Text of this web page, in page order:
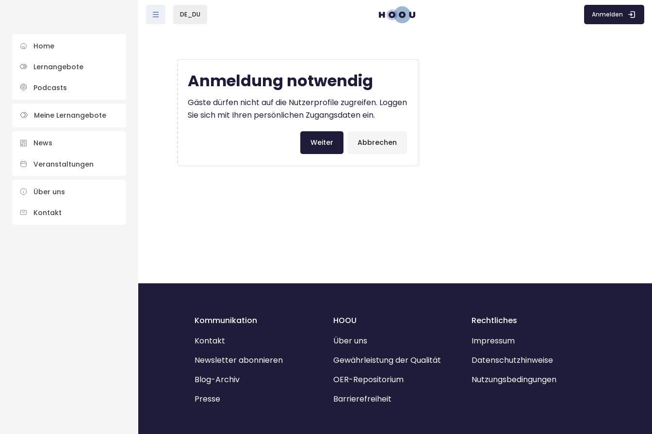
Home
Lernangebote
Podcasts
Meine Lernangebote
News
Veranstaltungen
Über uns
Kontakt
DE_DU Anmelden
Anmeldung notwendig
Gäste dürfen nicht auf die Nutzerprofile zugreifen. Loggen
Sie sich mit Ihren persönlichen Zugangsdaten ein.
Abbrechen
Weiter
Kommunikation
Kontakt
Newsletter abonnieren
Blog-Archiv
Presse
HOOU
Über uns
Gewährleistung der Qualität
OER-Repositorium
Barrierefreiheit
Rechtliches
Impressum
Datenschutzhinweise
Nutzungsbedingungen